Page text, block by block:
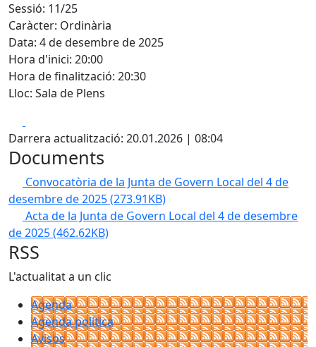
Sessió: 11/25
Caràcter: Ordinària
Data: 4 de desembre de 2025
Hora d'inici: 20:00
Hora de finalització: 20:30
Lloc: Sala de Plens
Darrera actualització: 20.01.2026 | 08:04
Documents
Convocatòria de la Junta de Govern Local del 4 de
desembre de 2025(273.91KB)
Acta de la Junta de Govern Local del 4 de desembre
de 2025(462.62KB)
RSS
L'actualitat a un clic
Agenda
Agenda política
Avisos